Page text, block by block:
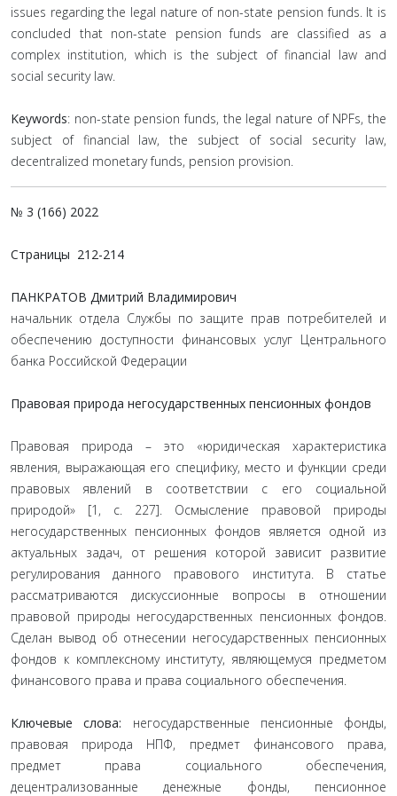
issues regarding the legal nature of non-state pension funds. It is
concluded that non-state pension funds are classified as a
complex institution, which is the subject of financial law and
social security law.
Keywords: non-state pension funds, the legal nature of NPFs, the
subject of financial law, the subject of social security law,
decentralized monetary funds, pension provision.
№ 3 (166) 2022
Страницы 212-214
ПАНКРАТОВ Дмитрий Владимирович
начальник отдела Службы по защите прав потребителей и
обеспечению доступности финансовых услуг Центрального
банка Российской Федерации
Правовая природа негосударственных пенсионных фондов
Правовая природа – это «юридическая характеристика
явления, выражающая его специфику, место и функции среди
правовых явлений в соответствии с его социальной
природой» [1, с. 227]. Осмысление правовой природы
негосударственных пенсионных фондов является одной из
актуальных задач, от решения которой зависит развитие
регулирования данного правового института. В статье
рассматриваются дискуссионные вопросы в отношении
правовой природы негосударственных пенсионных фондов.
Сделан вывод об отнесении негосударственных пенсионных
фондов к комплексному институту, являющемуся предметом
финансового права и права социального обеспечения.
Ключевые слова: негосударственные пенсионные фонды,
правовая природа НПФ, предмет финансового права,
предмет права социального обеспечения,
децентрализованные денежные фонды, пенсионное